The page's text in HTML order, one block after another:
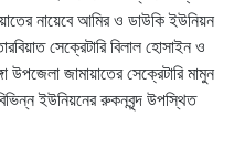
নায়েবে আমির ও ডাউকি ইউনিয়ন
সেক্রেটারি বিলাল হোসাইন ও
জামায়াতের সেক্রেটারি মামুন
ইউনিয়নের রুকনবৃন্দ উপস্থিত